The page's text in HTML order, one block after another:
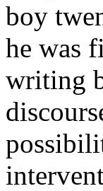
boy
he was
writing